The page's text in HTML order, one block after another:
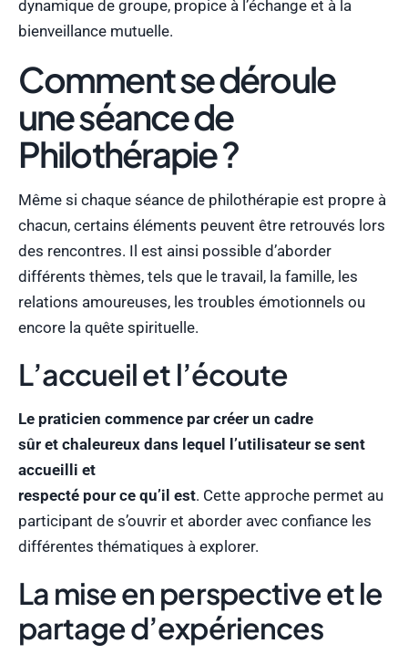
dynamique de groupe, propice à l’échange et à la
bienveillance mutuelle.
Comment se déroule
une séance de
Philothérapie ?
Même si chaque séance de philothérapie est propre à
chacun, certains éléments peuvent être retrouvés lors
des rencontres. Il est ainsi possible d’aborder
différents thèmes, tels que le travail, la famille, les
relations amoureuses, les troubles émotionnels ou
encore la quête spirituelle.
L’accueil et l’écoute
Le praticien commence par créer un cadre
sûr et chaleureux dans lequel l’utilisateur se sent
accueilli et
respecté pour ce qu’il est. Cette approche permet au
participant de s’ouvrir et aborder avec confiance les
différentes thématiques à explorer.
La mise en perspective et le
partage d’expériences